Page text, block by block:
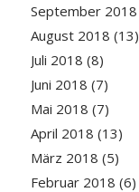
September 2018
August 2018 (13)
Juli 2018 (8)
Juni 2018 (7)
Mai 2018 (7)
April 2018 (13)
März 2018 (5)
Februar 2018 (6)